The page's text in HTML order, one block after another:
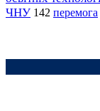
ЧНУ 142 перемога